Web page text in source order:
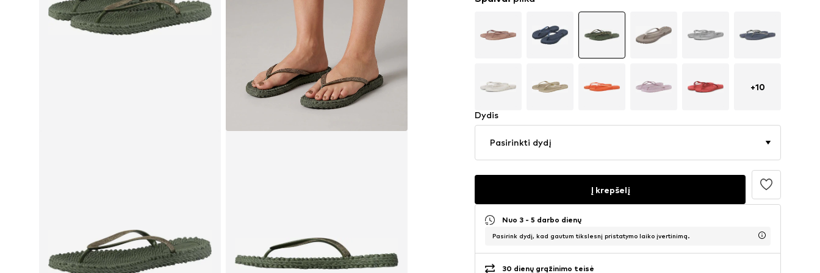
+10
Dydis
Pasirinkti dydį
Į krepšelį
Nuo 3 - 5 darbo dienų
Pasirink dydį, kad gautum tikslesnį pristatymo laiko įvertinimą.
30 dienų grąžinimo teisė